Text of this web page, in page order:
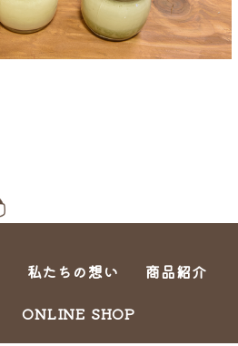
私たちの想い
商品紹介
ONLINE SHOP